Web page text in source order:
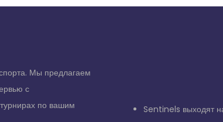
Мы предлагаем
с
по вашим
Sentinels выходят